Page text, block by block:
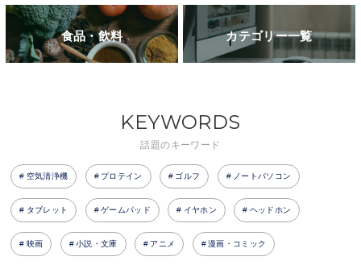
食品・飲料 カテゴリー一覧
KEYWORDS
話題のキーワード
空気清浄機 プロテイン ゴルフ ノートパソコン
タブレット ゲームパッド イヤホン ヘッドホン
映画 小説・文庫 アニメ 漫画・コミック